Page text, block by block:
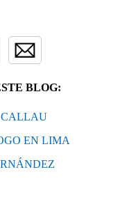
BLOG:
CALLAU
EN LIMA